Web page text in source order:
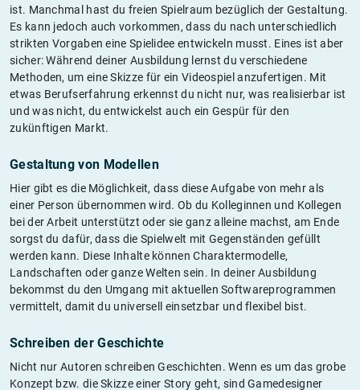
ist. Manchmal hast du freien Spielraum bezüglich der Gestaltung.
Es kann jedoch auch vorkommen, dass du nach unterschiedlich
strikten Vorgaben eine Spielidee entwickeln musst. Eines ist aber
sicher: Während deiner Ausbildung lernst du verschiedene
Methoden, um eine Skizze für ein Videospiel anzufertigen. Mit
etwas Berufserfahrung erkennst du nicht nur, was realisierbar ist
und was nicht, du entwickelst auch ein Gespür für den
zukünftigen Markt.
Gestaltung von Modellen
Hier gibt es die Möglichkeit, dass diese Aufgabe von mehr als
einer Person übernommen wird. Ob du Kolleginnen und Kollegen
bei der Arbeit unterstützt oder sie ganz alleine machst, am Ende
sorgst du dafür, dass die Spielwelt mit Gegenständen gefüllt
werden kann. Diese Inhalte können Charaktermodelle,
Landschaften oder ganze Welten sein. In deiner Ausbildung
bekommst du den Umgang mit aktuellen Softwareprogrammen
vermittelt, damit du universell einsetzbar und flexibel bist.
Schreiben der Geschichte
Nicht nur Autoren schreiben Geschichten. Wenn es um das grobe
Konzept bzw. die Skizze einer Story geht, sind Gamedesigner